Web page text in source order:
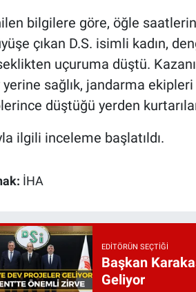
bilgilere göre, öğle
çıkan D.S. isimli kadın,
uçuruma düştü.
yerine sağlık, jandarma
düştüğü yerden
ilgili inceleme başlatıldı.
İHA
EDITÖRÜN SEÇTIĞI
Başkan
Geliyor